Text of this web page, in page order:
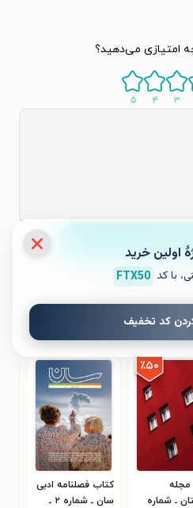
امتیازی می‌دهید؟
۳ ۴ ۵
ثبت نشده است.
٪۵۰
ـ شماره
کتاب فصلنامه ادبی
سان ـ شماره ۲ ـ
با کد FTX50
کد تخفیف